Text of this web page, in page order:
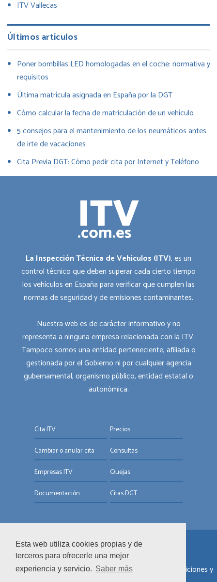
Esta web utiliza cookies propias y de
terceros para ofrecerle una mejor
experiencia y servicio. Saber más
ITV Vallecas
Últimos artículos
Poner bombillas LED homologadas en el coche: normativa y
requisitos
Última matrícula asignada en España por la DGT
Cómo calcular la fecha de matriculación de un vehículo
5 consejos para el mantenimiento de los neumáticos antes
de irte de vacaciones
Cita Previa DGT: Cómo pedir cita por Internet y Teléfono
La Inspección Técnica de Vehículos (ITV), es un
control técnico que deben superar cada cierto tiempo
los vehículos en España para verificar que cumplen las
normas de seguridad y de emisiones contaminantes.
Nuestra web es de carácter informativo y no
representa a ninguna empresa relacionada con la ITV.
Tampoco somos una entidad perteneciente, afiliada o
gestionada por el Gobierno ni por cualquier agencia
gubernamental, organismo público, entidad estatal o
autonómica.
Cita ITV
Cambiar o anular cita
Empresas ITV
Documentación
Precios
Consultas
Quejas
Citas DGT
© ITV.com.es
Sobre nosotros|Informar de un error|Términos y condiciones y